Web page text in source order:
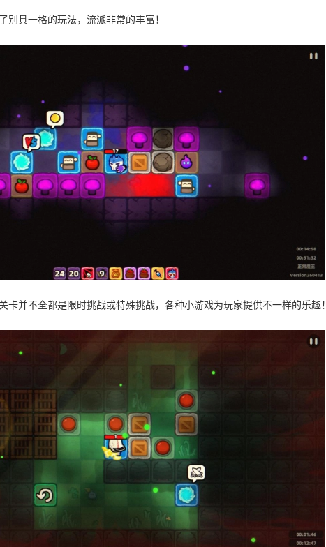
别具一格的玩法，流派非常的丰富！
卡并不全都是限时挑战或特殊挑战，各种小游戏为玩家提供不一样的乐趣！